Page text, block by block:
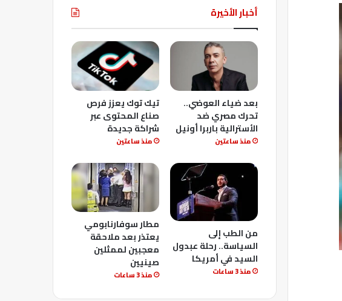
أخبار الأخيرة
بعد ضياء العوضي..
تحرك مصري ضد
الأسترالية باربرا أونيل
منذ ساعتين
تيك توك يعزز فرص
صناع المحتوى عبر
شراكة جديدة
منذ ساعتين
من الطب إلى
السياسة.. رحلة عبدول
السيد في أمريكا
منذ 3 ساعات
مطار سوفارنابومي
يعتذر بعد ملاحقة
معجبين لممثلين
صينيين
منذ 3 ساعات